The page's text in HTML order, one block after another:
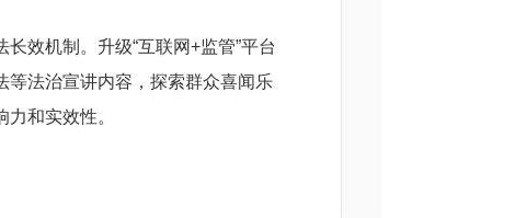
效机制。升级“互联网+监管”平台
等法治宣讲内容，探索群众喜闻乐
和实效性。